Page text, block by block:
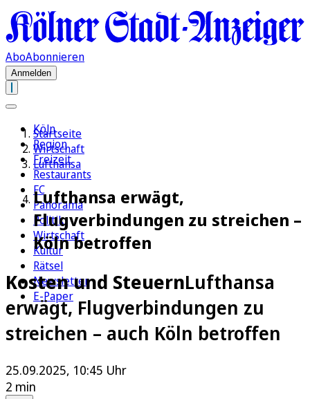
AboAbonnieren
Anmelden
Köln
Region
Freizeit
Restaurants
FC
Panorama
Politik
Wirtschaft
Kultur
Rätsel
Newsletter
E-Paper
Startseite
Wirtschaft
Lufthansa
Lufthansa erwägt,
Flugverbindungen zu streichen –
Köln betroffen
Kosten und SteuernLufthansa
erwägt, Flugverbindungen zu
streichen – auch Köln betroffen
25.09.2025, 10:45 Uhr
2 min